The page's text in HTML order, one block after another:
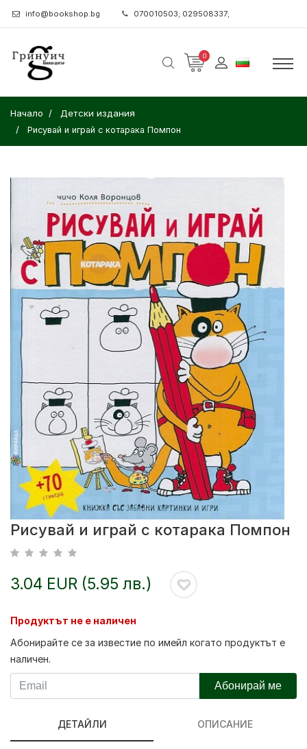
info@bookshop.bg 070010503; 029508337;
0
Начало Детски издания
Рисувай и играй с котарака Помпон
Рисувай и играй с котарака Помпон
3.04 EUR (5.95 лв.)
Продуктът не е наличен
Абонирайте се за известие по имейл когато продуктът е
наличен.
Абонирай ме
ДЕТАЙЛИ ОПИСАНИЕ